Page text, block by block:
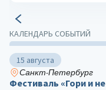
КАЛЕНДАРЬ СОБЫТИЙ
15 августа
Санкт-Петербург
Фестиваль «Гори и